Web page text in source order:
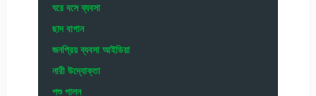
ঘরে বসে ব্যবসা
ছাদ বাগান
জনপ্রিয় ব্যবসা আইডিয়া
নারী উদ্যোক্তা
পশু পালন